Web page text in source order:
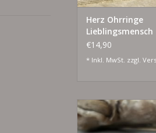
Herz Ohrringe
Lieblingsmensch
€14,90
* Inkl. MwSt. zzgl.
925 Silber und Silber
ZUM WARENKORB